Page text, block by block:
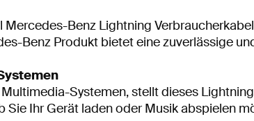
Benz Lightning
Benz Produkt bietet eine zuverlässige
Systemen, stellt dieses
Ihr Gerät laden oder Musik abspielen